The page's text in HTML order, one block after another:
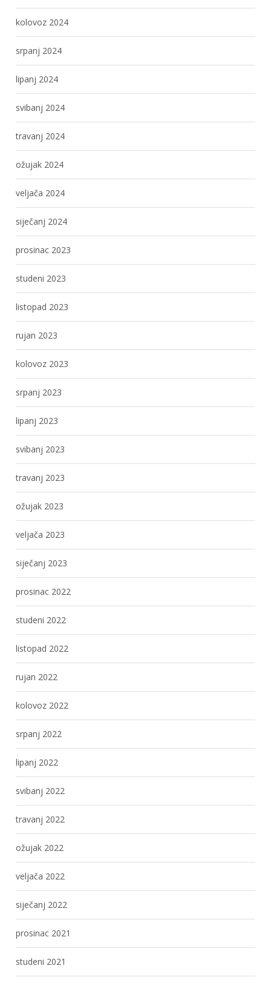
kolovoz 2024
srpanj 2024
lipanj 2024
svibanj 2024
travanj 2024
ožujak 2024
veljača 2024
siječanj 2024
prosinac 2023
studeni 2023
listopad 2023
rujan 2023
kolovoz 2023
srpanj 2023
lipanj 2023
svibanj 2023
travanj 2023
ožujak 2023
veljača 2023
siječanj 2023
prosinac 2022
studeni 2022
listopad 2022
rujan 2022
kolovoz 2022
srpanj 2022
lipanj 2022
svibanj 2022
travanj 2022
ožujak 2022
veljača 2022
siječanj 2022
prosinac 2021
studeni 2021